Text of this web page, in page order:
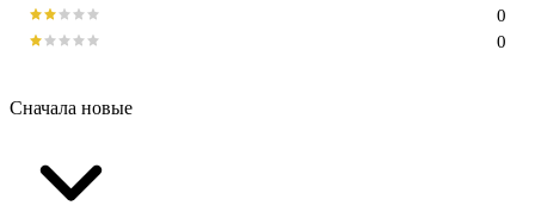
0
0
Сначала новые